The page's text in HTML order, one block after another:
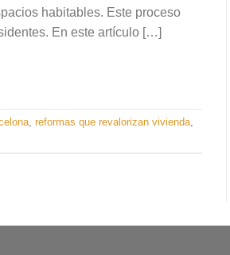
habitables. Este proceso
En este artículo […]
, reformas que revalorizan vivienda,